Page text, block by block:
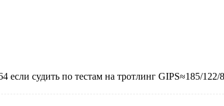
если судить по тестам на тротлинг GIPS≈185/122/